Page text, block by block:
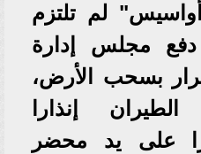
لم تلتزم
دفع مجلس إدارة
قرار بسحب الأرض،
إنذارا
على يد محضر